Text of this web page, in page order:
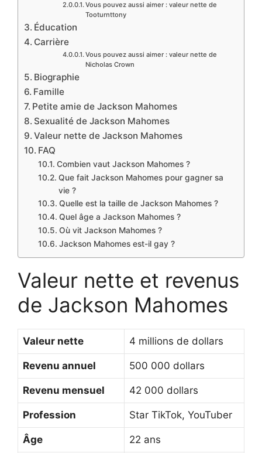
Vous pouvez aussi aimer : valeur nette de
Tooturnttony
Éducation
Carrière
Vous pouvez aussi aimer : valeur nette de
Nicholas Crown
Biographie
Famille
Petite amie de Jackson Mahomes
Sexualité de Jackson Mahomes
Valeur nette de Jackson Mahomes
FAQ
Combien vaut Jackson Mahomes ?
Que fait Jackson Mahomes pour gagner sa
vie ?
Quelle est la taille de Jackson Mahomes ?
Quel âge a Jackson Mahomes ?
Où vit Jackson Mahomes ?
Jackson Mahomes est-il gay ?
Valeur nette et revenus
de Jackson Mahomes
Valeur nette 4 millions de dollars
Revenu annuel 500 000 dollars
Revenu mensuel 42 000 dollars
Profession Star TikTok, YouTuber
Âge 22 ans